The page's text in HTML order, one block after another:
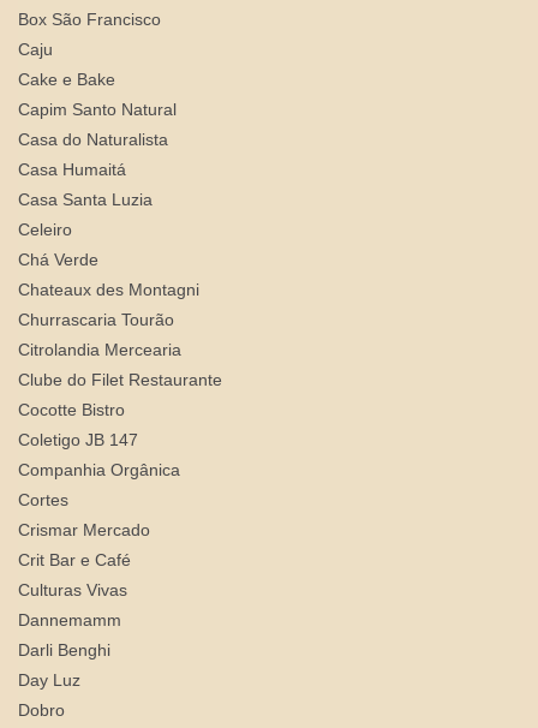
Box São Francisco
Caju
Cake e Bake
Capim Santo Natural
Casa do Naturalista
Casa Humaitá
Casa Santa Luzia
Celeiro
Chá Verde
Chateaux des Montagni
Churrascaria Tourão
Citrolandia Mercearia
Clube do Filet Restaurante
Cocotte Bistro
Coletigo JB 147
Companhia Orgânica
Cortes
Crismar Mercado
Crit Bar e Café
Culturas Vivas
Dannemamm
Darli Benghi
Day Luz
Dobro